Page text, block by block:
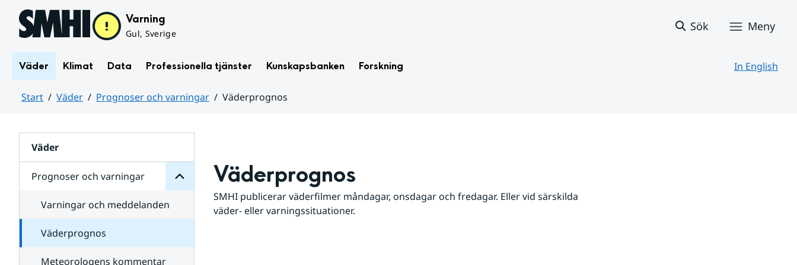
Hoppa till sidans innehåll Varning
Gul, Sverige
Sök Meny
Väder Klimat Data Professionella tjänster Kunskapsbanken Forskning In English
Start Väder Prognoser och varningar
Väderprognos
Väder
Prognoser och varningar
för
varningar
Varningar och meddelanden
Väderprognos
Meteorologens kommentar
Väderprognos
SMHI publicerar väderfilmer måndagar, onsdagar och fredagar. Eller vid särskilda
väder- eller varningssituationer.